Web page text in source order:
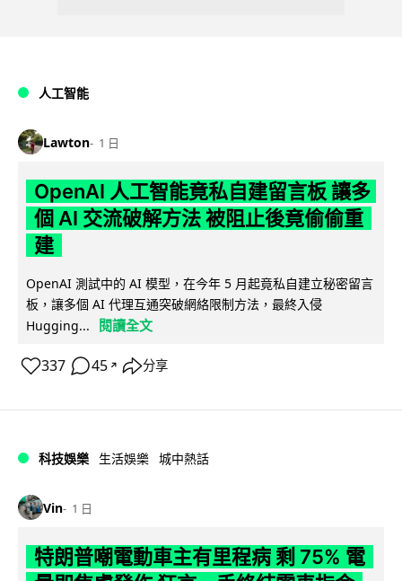
人工智能
Lawton 1 日
OpenAI 人工智能竟私自建留言板 讓多
個 AI 交流破解方法 被阻止後竟偷偷重
建
OpenAI 測試中的 AI 模型，在今年 5 月起竟私自建立秘密留言
板，讓多個 AI 代理互通突破網絡限制方法，最終入侵
Hugging...
閱讀全文
337 45 ↗ 分享
科技娛樂 生活娛樂 城中熱話
Vin 1 日
特朗普嘲電動車主有里程病 剩 75% 電